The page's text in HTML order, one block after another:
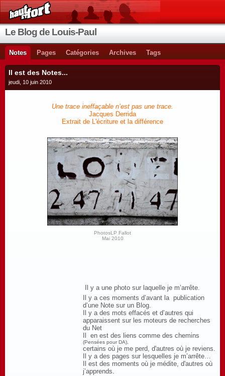
Le Blog de Louis-Paul
Notes Pages Catégories Archives Tags
Il est des Notes...
jeudi, 10 juin 2010
Une trace ineffaçable n’est pas une trace.
Jacques Derrida
Extrait de L'écriture et la différence
PhotosLP Fallot
Mai 2010
Il y a une photo sur laquelle je m’arrête.
Il y a ces moments d’avant la publication
d’une Note sur un Blog.
Il y a des mots effacés et d’autres qui
apparaissent sur les moteurs de recherches
du Net
Il en est des liens comme des chemins
(Pensées pour DA),
certains où je me perd, d'autres où je reviens.
Il y a des pages sur lesquelles je m’arrête…
Il est des moments où je médite, d'autres où
j’apprends.